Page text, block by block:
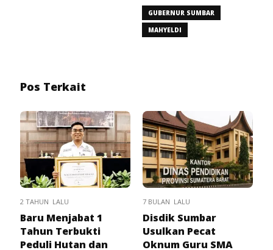
GUBERNUR SUMBAR
MAHYELDI
Pos Terkait
2 TAHUN LALU
Baru Menjabat 1
Tahun Terbukti
Peduli Hutan dan
7 BULAN LALU
Disdik Sumbar
Usulkan Pecat
Oknum Guru SMA